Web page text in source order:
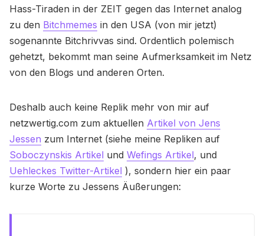
Hass-Tiraden in der ZEIT gegen das Internet analog
zu den Bitchmemes in den USA (von mir jetzt)
sogenannte Bitchrivvas sind. Ordentlich polemisch
gehetzt, bekommt man seine Aufmerksamkeit im Netz
von den Blogs und anderen Orten.
Deshalb auch keine Replik mehr von mir auf
netzwertig.com zum aktuellen Artikel von Jens
Jessen zum Internet (siehe meine Repliken auf
Soboczynskis Artikel und Wefings Artikel, und
Uehleckes Twitter-Artikel ), sondern hier ein paar
kurze Worte zu Jessens Äußerungen: